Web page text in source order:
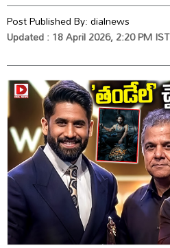
Post Published By:dialnews
Updated : 18 April 2026, 2:20 PM IST